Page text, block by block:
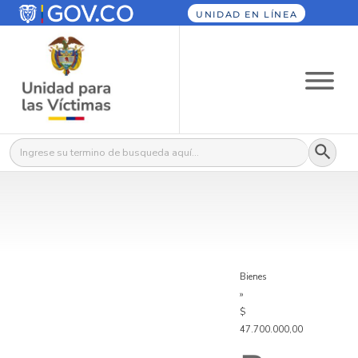
UNIDAD EN LÍNEA
Buscar: Botón
Bienes
»
$
47.700.000,00